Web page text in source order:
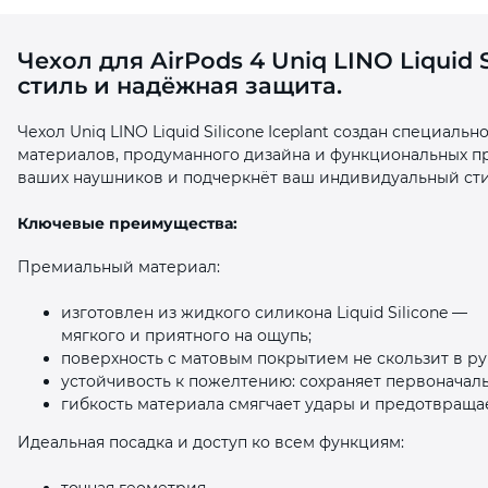
Чехол для AirPods 4 Uniq LINO
стиль и надёжная защита.
Чехол Uniq LINO Liquid Silicone Iceplant создан
материалов, продуманного дизайна и функциональных
ваших наушников и подчеркнёт ваш индивидуальный
Ключевые преимущества:
Премиальный материал:
изготовлен из жидкого силикона Liquid Silicone —
мягкого и приятного на ощупь;
поверхность с матовым покрытием не скользит в
устойчивость к пожелтению: сохраняет
гибкость материала смягчает удары и
Идеальная посадка и доступ ко всем функциям:
раз в 2 недели